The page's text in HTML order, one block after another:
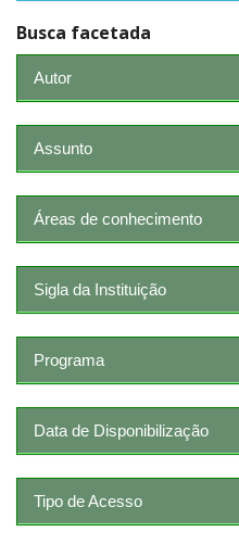
Busca facetada
Autor
Assunto
Áreas de conhecimento
Sigla da Instituição
Programa
Data de Disponibilização
Tipo de Acesso